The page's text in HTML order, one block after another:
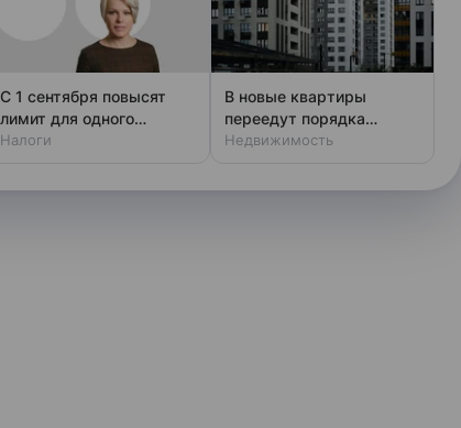
С 1 сентября повысят
лимит для одного
налогового вычета
Налоги
В новые квартиры
переедут порядка
миллиона москвичей
Недвижимость